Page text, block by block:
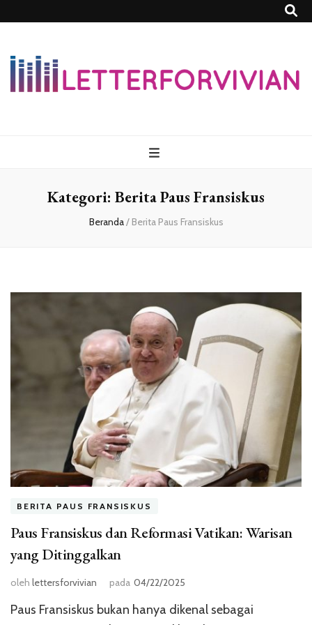
Kategori: Berita Paus Fransiskus
Beranda/ Berita Paus Fransiskus
BERITA PAUS FRANSISKUS
Paus Fransiskus dan Reformasi Vatikan: Warisan
yang Ditinggalkan
oleh lettersforvivian pada 04/22/2025
Paus Fransiskus bukan hanya dikenal sebagai